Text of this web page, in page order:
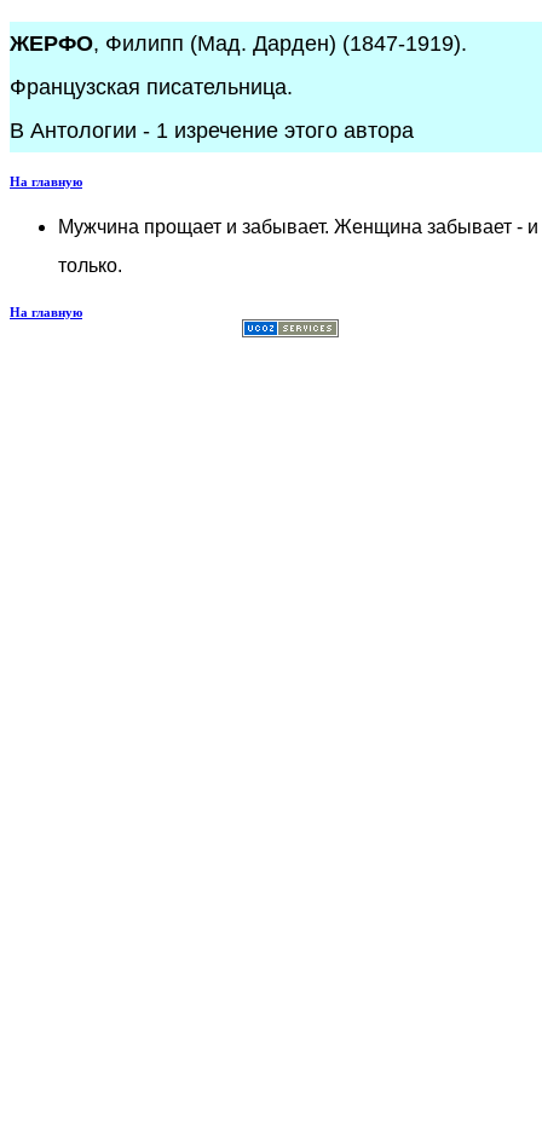
ЖЕРФО, Филипп (Мад. Дарден) (1847-1919).
Французская писательница.
В Антологии - 1 изречение этого автора
На главную
Мужчина прощает и забывает. Женщина забывает - и
только.
На главную